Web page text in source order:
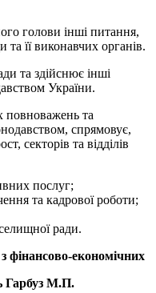
голови інші питання,
та її виконавчих органів.
та здійснює інші
України.
повноважень та
спрямовує,
секторів та відділів
послуг;
та кадрової роботи;
ради.
фінансово-економічних
Гарбуз М.П.